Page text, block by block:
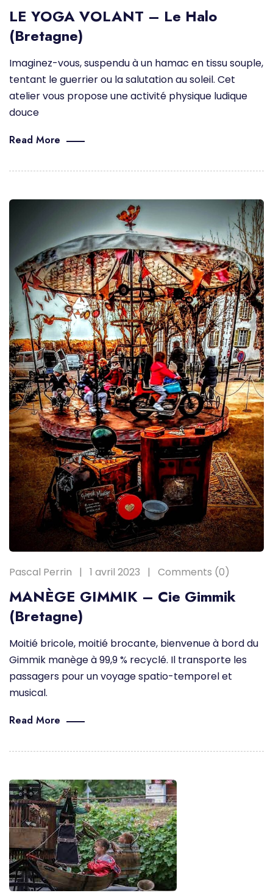
LE YOGA VOLANT – Le Halo
(Bretagne)
Imaginez-vous, suspendu à un hamac en tissu souple,
tentant le guerrier ou la salutation au soleil. Cet
atelier vous propose une activité physique ludique
douce
Read More
Pascal Perrin 1 avril 2023 Comments (0)
MANÈGE GIMMIK – Cie Gimmik
(Bretagne)
Moitié bricole, moitié brocante, bienvenue à bord du
Gimmik manège à 99,9 % recyclé. Il transporte les
passagers pour un voyage spatio-temporel et
musical.
Read More